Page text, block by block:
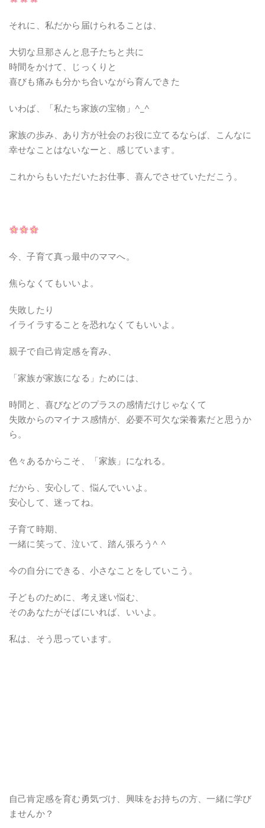
それに、私だから届けられることは、
大切な旦那さんと息子たちと共に
時間をかけて、じっくりと
喜びも痛みも分かち合いながら育んできた
いわば、「私たち家族の宝物」^_^
家族の歩み、あり方が社会のお役に立てるならば、こんなに
幸せなことはないなーと、感じています。
これからもいただいたお仕事、喜んでさせていただこう。
今、子育て真っ最中のママへ。
焦らなくてもいいよ。
失敗したり
イライラすることを恐れなくてもいいよ。
親子で自己肯定感を育み、
「家族が家族になる」ためには、
時間と、喜びなどのプラスの感情だけじゃなくて
失敗からのマイナス感情が、必要不可欠な栄養素だと思うか
ら。
色々あるからこそ、「家族」になれる。
だから、安心して、悩んでいいよ。
安心して、迷ってね。
子育て時期、
一緒に笑って、泣いて、踏ん張ろう^ ^
今の自分にできる、小さなことをしていこう。
子どものために、考え迷い悩む、
そのあなたがそばにいれば、いいよ。
私は、そう思っています。
自己肯定感を育む勇気づけ、興味をお持ちの方、一緒に学び
ませんか？